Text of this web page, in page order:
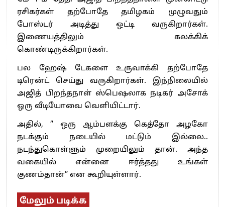
ரசிகர்கள் தற்போதே தமிழகம் முழுவதும்
போஸ்டர் அடித்து ஒட்டி வருகிறார்கள்.
இணையத்திலும் கலக்கிக்
கொண்டிருக்கிறார்கள்.
பல ஹேஷ் டேகளை உருவாக்கி தற்போதே
டிரென்ட் செய்து வருகிறார்கள். இந்நிலையில்
அஜித் பிறந்தநாள் ஸ்பெஷலாக நடிகர் அசோக்
ஒரு வீடியோவை வெளியிட்டார்.
அதில், ” ஒரு ஆம்பளக்கு கெத்தோ அழகோ
நடக்கும் நடையில் மட்டும் இல்லை..
நடந்துகொள்ளும் முறையிலும் தான். அந்த
வகையில் என்னை ஈர்த்தது உங்கள்
குணம்தான்” என கூறியுள்ளார்.
மேலும் படிக்க